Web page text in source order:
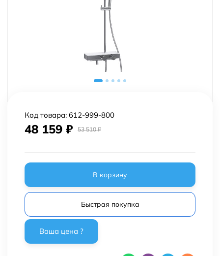
Код товара: 612-999-800
48 159 ₽ 53 510₽
В корзину
Быстрая покупка